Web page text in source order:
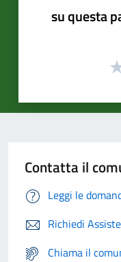
su questa
Contatta il
Leggi le
Richiedi
Chiama il